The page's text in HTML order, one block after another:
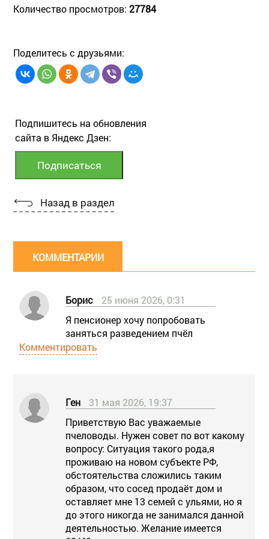
Количество просмотров: 27784
Поделитесь с друзьями:
Подпишитесь на обновления
сайта в Яндекс Дзен:
Назад в раздел
КОММЕНТАРИИ
Борис
25 июня 2026, 0:31
Я пенсионер хочу попробовать
заняться разведением пчёл
Комментировать
Ген
31 мая 2026, 19:37
Приветствую Вас уважаемые
пчеловоды. Нужен совет по вот какому
вопросу: Ситуация такого рода,я
проживаю на новом субъекте РФ,
обстоятельства сложились таким
образом, что сосед продаёт дом и
оставляет мне 13 семей с ульями, но я
до этого никогда не занимался данной
деятельностью. Желание имеется